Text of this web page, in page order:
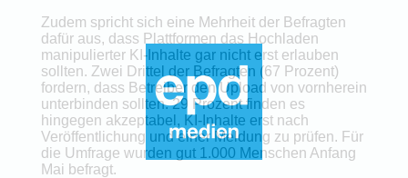
Zudem spricht sich eine Mehrheit der Befragten
dafür aus, dass Plattformen das Hochladen
manipulierter KI-Inhalte gar nicht erst erlauben
sollten. Zwei Drittel der Befragten (67 Prozent)
fordern, dass Betreiber den Upload von vornherein
unterbinden sollten. 29 Prozent finden es
hingegen akzeptabel, KI-Inhalte erst nach
Veröffentlichung und einer Meldung zu prüfen. Für
die Umfrage wurden gut 1.000 Menschen Anfang
Mai befragt.